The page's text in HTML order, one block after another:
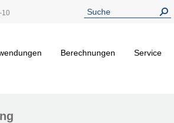
10
Berechnungen Service